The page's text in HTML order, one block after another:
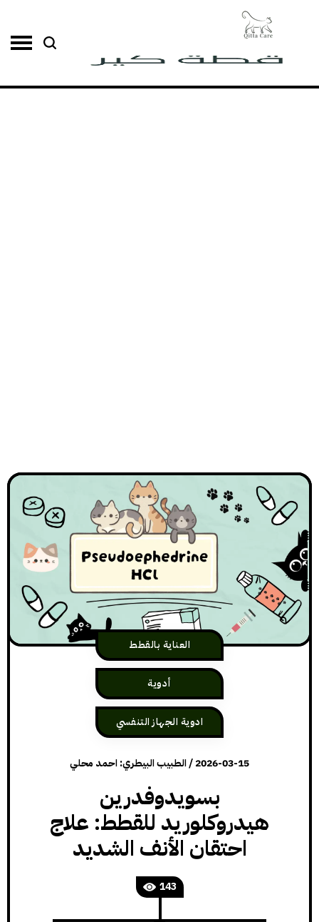
العناية بالقطط
أدوية
ادوية الجهاز التنفسي
2026-03-15
/الطبيب البيطري: احمد محلي
بسويدوفدرين
هيدروكلوريد للقطط: علاج
احتقان الأنف الشديد
143